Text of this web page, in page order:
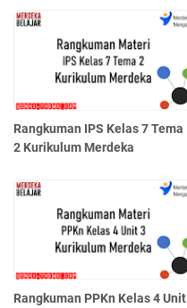
Rangkuman IPS Kelas 7 Tema
2 Kurikulum Merdeka
Rangkuman PPKn Kelas 4 Unit